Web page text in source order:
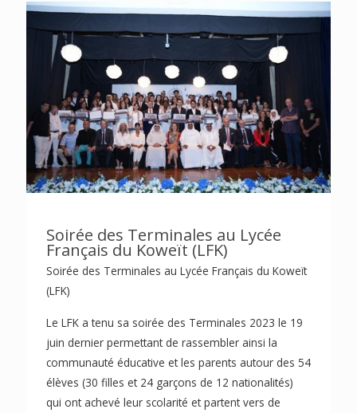
Soirée des Terminales au Lycée
Français du Koweït (LFK)
Soirée des Terminales au Lycée Français du Koweït
(LFK)
Le LFK a tenu sa soirée des Terminales 2023 le 19
juin dernier permettant de rassembler ainsi la
communauté éducative et les parents autour des 54
élèves (30 filles et 24 garçons de 12 nationalités)
qui ont achevé leur scolarité et partent vers de